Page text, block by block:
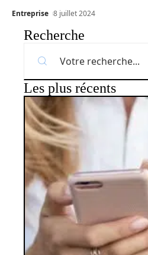
Entreprise 8 juillet 2024
Recherche
Les plus récents